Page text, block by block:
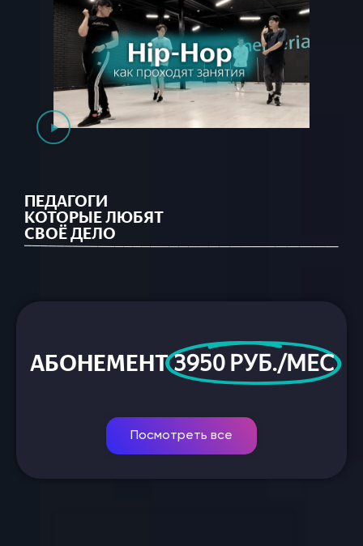
ПЕДАГОГИ
КОТОРЫЕ ЛЮБЯТ
СВОЁ ДЕЛО
АБОНЕМЕНТ3950 РУБ./МЕС
Посмотреть все